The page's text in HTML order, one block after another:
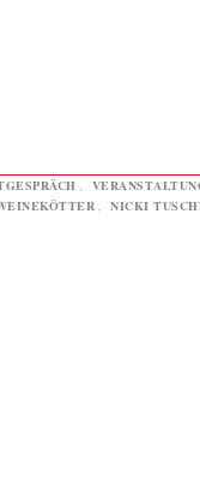
,
, NICKI